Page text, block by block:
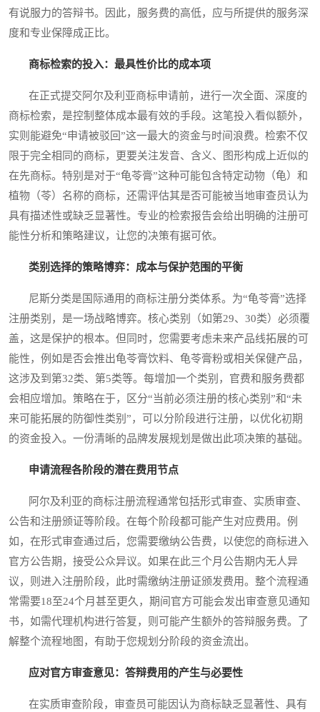
有说服力的答辩书。因此，服务费的高低，应与所提供的服务深
度和专业保障成正比。
商标检索的投入：最具性价比的成本项
在正式提交阿尔及利亚商标申请前，进行一次全面、深度的
商标检索，是控制整体成本最有效的手段。这笔投入看似额外，
实则能避免“申请被驳回”这一最大的资金与时间浪费。检索不仅
限于完全相同的商标，更要关注发音、含义、图形构成上近似的
在先商标。特别是对于“龟苓膏”这种可能包含特定动物（龟）和
植物（苓）名称的商标，还需评估其是否可能被当地审查员认为
具有描述性或缺乏显著性。专业的检索报告会给出明确的注册可
能性分析和策略建议，让您的决策有据可依。
类别选择的策略博弈：成本与保护范围的平衡
尼斯分类是国际通用的商标注册分类体系。为“龟苓膏”选择
注册类别，是一场战略博弈。核心类别（如第29、30类）必须覆
盖，这是保护的根本。但同时，您需要考虑未来产品线拓展的可
能性，例如是否会推出龟苓膏饮料、龟苓膏粉或相关保健产品，
这涉及到第32类、第5类等。每增加一个类别，官费和服务费都
会相应增加。策略在于，区分“当前必须注册的核心类别”和“未
来可能拓展的防御性类别”，可以分阶段进行注册，以优化初期
的资金投入。一份清晰的品牌发展规划是做出此项决策的基础。
申请流程各阶段的潜在费用节点
阿尔及利亚的商标注册流程通常包括形式审查、实质审查、
公告和注册颁证等阶段。在每个阶段都可能产生对应费用。例
如，在形式审查通过后，您需要缴纳公告费，以使您的商标进入
官方公告期，接受公众异议。如果在此三个月公告期内无人异
议，则进入注册阶段，此时需缴纳注册证颁发费用。整个流程通
常需要18至24个月甚至更久，期间官方可能会发出审查意见通知
书，如需代理机构进行答复，则可能产生额外的答辩服务费。了
解整个流程地图，有助于您规划分阶段的资金流出。
应对官方审查意见：答辩费用的产生与必要性
在实质审查阶段，审查员可能因认为商标缺乏显著性、具有